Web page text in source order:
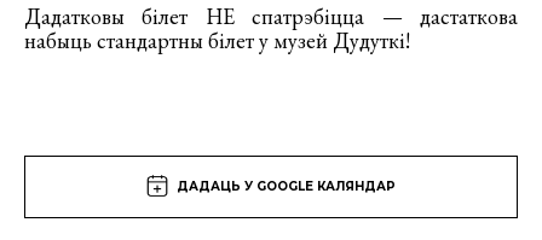
Дадатковы білет НЕ спатрэбіцца — дастаткова
набыць стандартны білет у музей Дудуткі!
ДАДАЦЬ У GOOGLE КАЛЯНДАР